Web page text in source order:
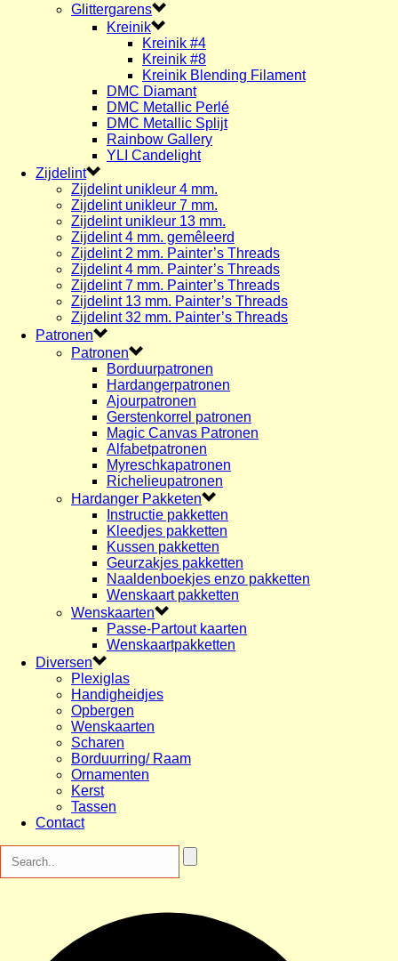
Glittergarens
Kreinik
Kreinik #4
Kreinik #8
Kreinik Blending Filament
DMC Diamant
DMC Metallic Perlé
DMC Metallic Splijt
Rainbow Gallery
YLI Candelight
Zijdelint
Zijdelint unikleur 4 mm.
Zijdelint unikleur 7 mm.
Zijdelint unikleur 13 mm.
Zijdelint 4 mm. gemêleerd
Zijdelint 2 mm. Painter’s Threads
Zijdelint 4 mm. Painter’s Threads
Zijdelint 7 mm. Painter’s Threads
Zijdelint 13 mm. Painter’s Threads
Zijdelint 32 mm. Painter’s Threads
Patronen
Patronen
Borduurpatronen
Hardangerpatronen
Ajourpatronen
Gerstenkorrel patronen
Magic Canvas Patronen
Alfabetpatronen
Myreschkapatronen
Richelieupatronen
Hardanger Pakketen
Instructie pakketten
Kleedjes pakketten
Kussen pakketten
Geurzakjes pakketten
Naaldenboekjes enzo pakketten
Wenskaart pakketten
Wenskaarten
Passe-Partout kaarten
Wenskaartpakketten
Diversen
Plexiglas
Handigheidjes
Opbergen
Wenskaarten
Scharen
Borduurring/ Raam
Ornamenten
Kerst
Tassen
Contact